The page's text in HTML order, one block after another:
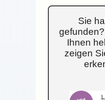
Sie
Ihnen
zeigen